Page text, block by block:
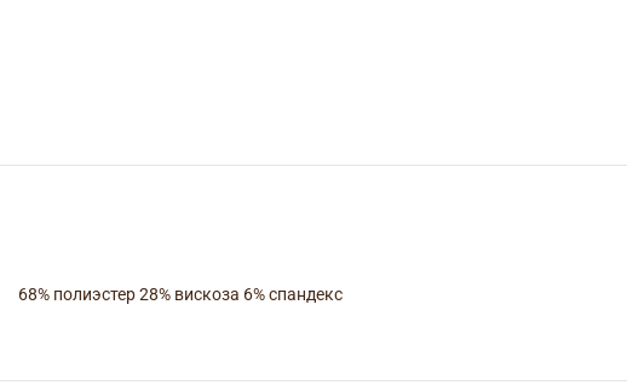
68% полиэстер 28% вискоза 6% спандекс